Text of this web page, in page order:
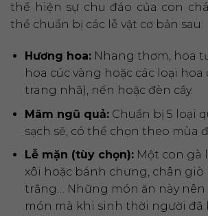
thể hiện sự chu đáo của con
thể chuẩn bị các lễ vật cơ bản sau:
Hương hoa:Nhang thơm, hoa
hoa cúc vàng hoặc các loại hoa
trang nhã), nến hoặc đèn cầy.
Mâm ngũ quả:Chuẩn bị 5 loại
sạch sẽ, có thể chọn theo mùa
Lễ mặn (tùy chọn):Một con gà
xôi hoặc bánh chưng, chân giò
trắng… Những món ăn này
món mà khi sinh thời người đã